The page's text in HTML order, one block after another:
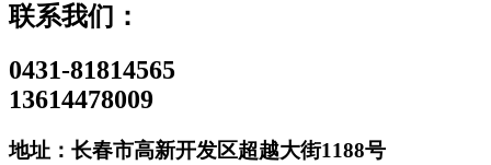
联系我们：
0431-81814565
13614478009
地址：长春市高新开发区超越大街1188号